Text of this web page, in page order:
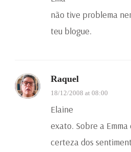
não tive problema
teu blogue.
Raquel
18/12/2008 at 08:00
Elaine
exato. Sobre a
certeza dos